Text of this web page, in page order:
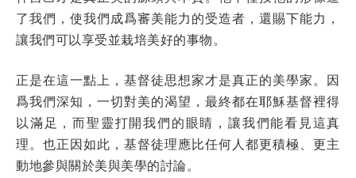
了我們，使我們成爲審美能力的受造者，還賜下能力，
讓我們可以享受並栽培美好的事物。
正是在這一點上，基督徒思想家才是真正的美學家。因
爲我們深知，一切對美的渴望，最終都在耶穌基督裡得
以滿足，而聖靈打開我們的眼睛，讓我們能看見這真
理。也正因如此，基督徒理應比任何人都更積極、更主
動地參與關於美與美學的討論。